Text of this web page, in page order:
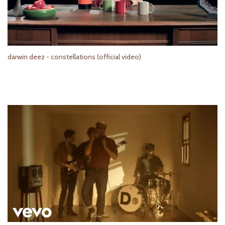
darwin deez - constellations (official video)